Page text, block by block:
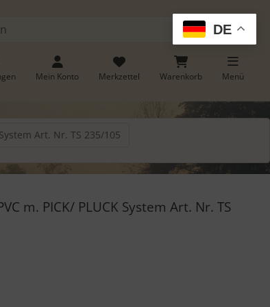
DE
Suchen
Mein Konto Merkzettel Warenkorb Menü
Art. Nr. TS 235/105
m. PICK/ PLUCK System Art. Nr. TS